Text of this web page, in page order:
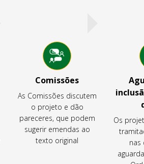
Comissões
As Comissões discutem
o projeto e dão
pareceres, que podem
sugerir emendas ao
texto original
Os
nas